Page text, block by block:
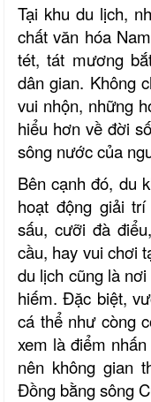
Tại khu du lịch,
chất văn hóa
tét, tát mương
dân gian. Không
vui nhộn, những
hiểu hơn về đời
sông nước của
Bên cạnh đó, du
hoạt động giải
sấu, cưỡi đà
cầu, hay vui chơi
du lịch cũng là
hiếm. Đặc biệt,
cá thể như còng
xem là điểm
nên không gian
Đồng bằng sông